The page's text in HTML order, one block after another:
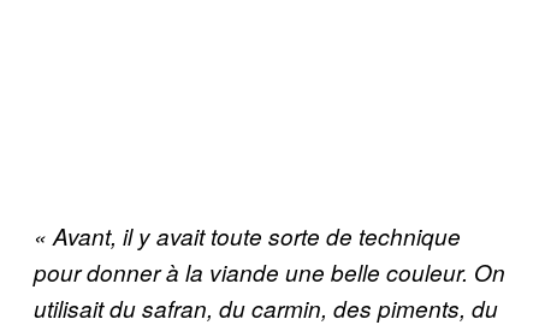
« Avant, il y avait toute sorte de technique
pour donner à la viande une belle couleur. On
utilisait du safran, du carmin, des piments, du